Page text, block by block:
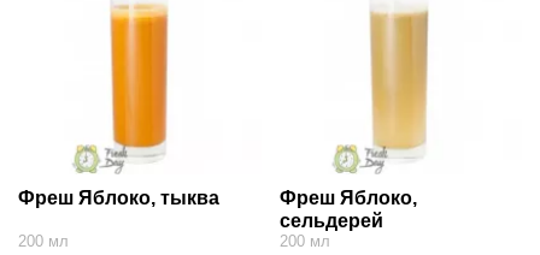
Фреш Яблоко, тыква
200 мл
Фреш Яблоко,
сельдерей
200 мл